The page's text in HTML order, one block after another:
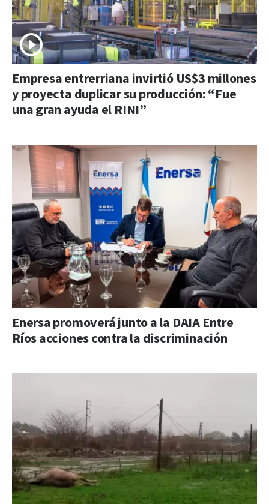
Empresa entrerriana invirtió US$3 millones
y proyecta duplicar su producción: “Fue
una gran ayuda el RINI”
Enersa promoverá junto a la DAIA Entre
Ríos acciones contra la discriminación